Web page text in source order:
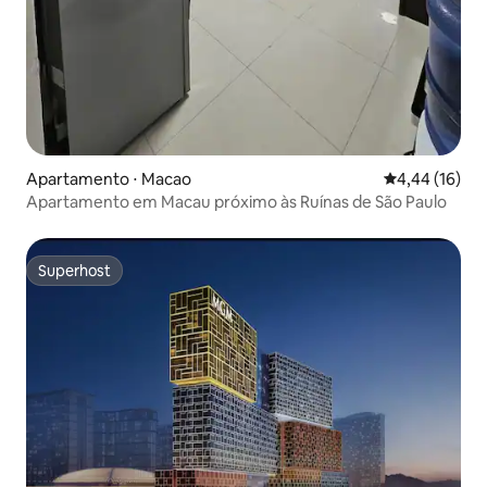
Apartamento ⋅ Macao 4,44 de uma
4,44 (16)
Apartamento em Macau próximo às Ruínas de São Paulo
Superhost
Superhost